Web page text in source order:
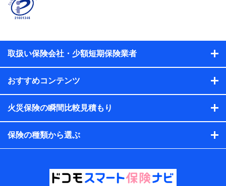
おけるユーザ登録受付および管理のため
当社又は株式会社NTTドコモと取引のあるもしくは委託を受
れらに付帯、関連する当社、株式会社NTTドコモおよび提携
会社のサービスを案内、提供するため
析して、お客さまの趣味・嗜好・傾向に応じたサービス・商
各種セミナーの開催のため
コンサルティングサービスの実施のため
アンケートやキャンペーン等の実施のため
上記に係る案内・手続き・管理等付帯業務を行うため
当該個人データを取り扱う各共同利用者（詳細は次のと
取扱い保険会社・少額短期保険業者
おすすめコンテンツ
火災保険の瞬間比較見積もり
保険の種類から選ぶ